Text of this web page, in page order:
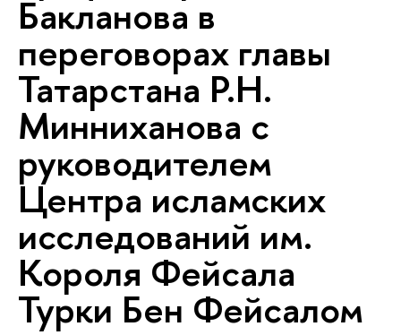
Бакланова в
переговорах главы
Татарстана Р.Н.
Минниханова с
руководителем
Центра исламских
исследований им.
Короля Фейсала
Турки Бен Фейсалом